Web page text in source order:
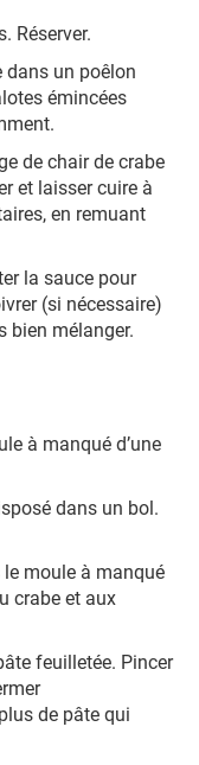
Réserver.
dans un poêlon
émincées
de chair de crabe
et laisser cuire à
en remuant
la sauce pour
(si nécessaire)
bien mélanger.
à manqué d’une
dans un bol.
moule à manqué
crabe et aux
feuilletée. Pincer
de pâte qui